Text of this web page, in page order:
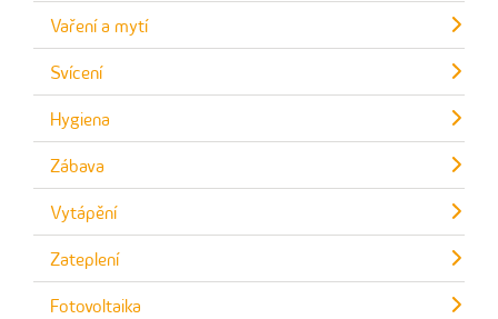
Vaření a mytí
Svícení
Hygiena
Zábava
Vytápění
Zateplení
Fotovoltaika